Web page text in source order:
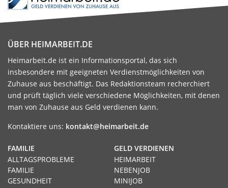
ÜBER HEIMARBEIT.DE
Heimarbeit.de ist ein Informationsportal, das sich
insbesondere mit geeigneten Verdienstmöglichkeiten von
Zuhause aus beschäftigt. Das Redaktionsteam recherchiert
und prüft täglich viele verschiedene Möglichkeiten, mit denen
man von Zuhause aus Geld verdienen kann.
Kontaktiere uns: kontakt@heimarbeit.de
GELD VERDIENEN
HEIMARBEIT
NEBENJOB
MINIJOB
FAMILIE
ALLTAGSPROBLEME
FAMILIE
GESUNDHEIT